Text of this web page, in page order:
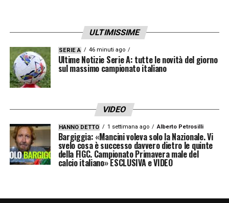
bisogno di questa mobilità e lo abbiamo
fatto bene. Il Napoli è una squadra con un
palleggio importante: abbiamo deciso di
fare una partita più bassa anche se a livello
di pressione abbiamo fatto bene. Nelal
ripresa è calata l’energia, c’era del timore.
Dobbiamo abituarci, ma faremo questo
passo”.
LA PLAYLIST DELLE NOSTRE TOP NEWS
ULTIMISSIME
SERIE A 46 minuti ago
Ultime Notizie Serie A: tutte le novità del giorno
sul massimo campionato italiano
VIDEO
HANNO DETTO 1 settimana ago Alberto Petrosilli
Bargiggia: «Mancini voleva solo la Nazionale. Vi
svelo cosa è successo davvero dietro le quinte
della FIGC. Campionato Primavera male del
calcio italiano» ESCLUSIVA e VIDEO